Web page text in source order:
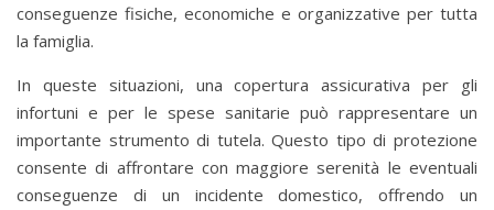
conseguenze fisiche, economiche e organizzative per tutta
la famiglia.
In queste situazioni, una copertura assicurativa per gli
infortuni e per le spese sanitarie può rappresentare un
importante strumento di tutela. Questo tipo di protezione
consente di affrontare con maggiore serenità le eventuali
conseguenze di un incidente domestico, offrendo un